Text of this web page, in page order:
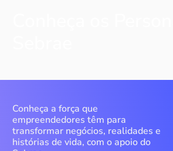
Conheça a força que
empreendedores têm para
transformar negócios, realidades e
histórias de vida, com o apoio do